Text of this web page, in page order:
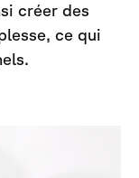
créer des
ce qui